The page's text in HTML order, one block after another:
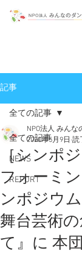
記事
全ての記事
NEWS
REPORT
全ての記事
［シンポ
フォーミ
ンポジウ
舞台芸術
て』に 本
NPO法人 みん
2020年5月9日 読